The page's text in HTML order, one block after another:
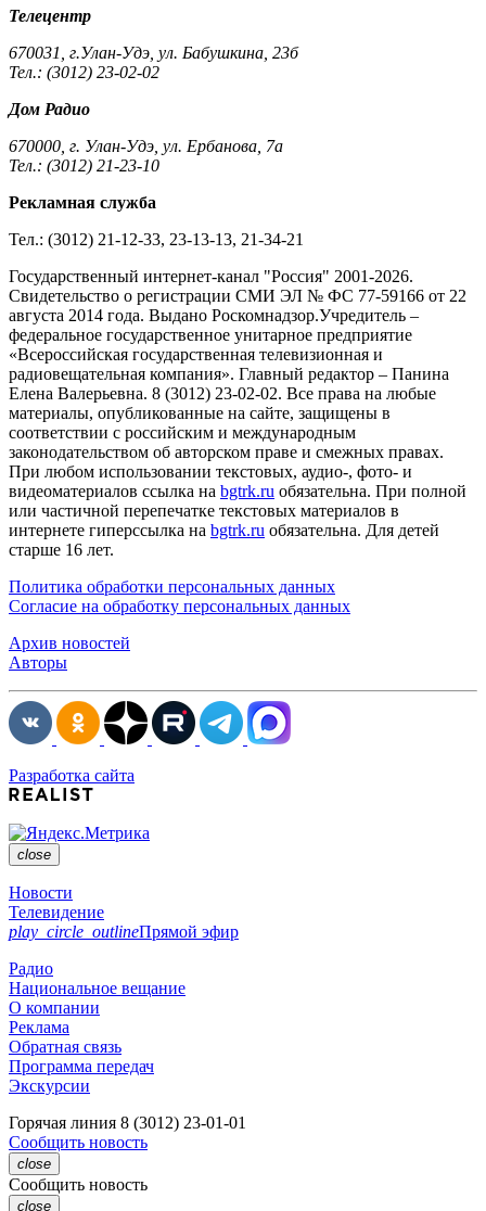
Телецентр
670031, г.Улан-Удэ, ул. Бабушкина, 23б
Тел.: (3012) 23-02-02
Дом Радио
670000, г. Улан-Удэ, ул. Ербанова, 7а
Тел.: (3012) 21-23-10
Рекламная служба
Тел.: (3012) 21-12-33, 23-13-13, 21-34-21
Государственный интернет-канал "Россия" 2001-2026.
Cвидетельство о регистрации СМИ ЭЛ № ФС 77-59166 от 22
августа 2014 года. Выдано Роскомнадзор.Учредитель –
федеральное государственное унитарное предприятие
«Всероссийская государственная телевизионная и
радиовещательная компания». Главный редактор – Панина
Елена Валерьевна. 8 (3012) 23-02-02. Все права на любые
материалы, опубликованные на сайте, защищены в
соответствии с российским и международным
законодательством об авторском праве и смежных правах.
При любом использовании текстовых, аудио-, фото- и
видеоматериалов ссылка на bgtrk.ru обязательна. При полной
или частичной перепечатке текстовых материалов в
интернете гиперссылка на bgtrk.ru обязательна. Для детей
старше 16 лет.
Политика обработки персональных данных
Согласие на обработку персональных данных
Архив новостей
Авторы
Разработка сайта
close
Новости
Телевидение
play_circle_outlineПрямой эфир
Радио
Национальное вещание
О компании
Реклама
Обратная связь
Программа передач
Экскурсии
Горячая линия 8 (3012) 23-01-01
Сообщить новость
close
Сообщить новость
close